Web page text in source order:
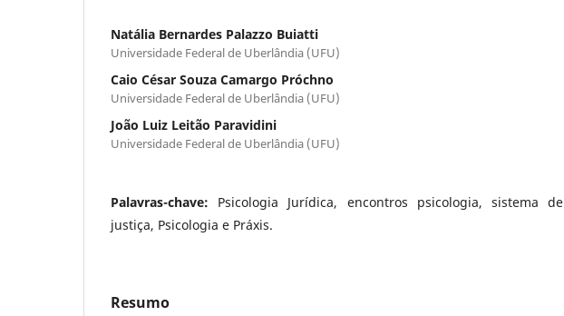
Natália Bernardes Palazzo Buiatti
Universidade Federal de Uberlândia (UFU)
Caio César Souza Camargo Próchno
Universidade Federal de Uberlândia (UFU)
João Luiz Leitão Paravidini
Universidade Federal de Uberlândia (UFU)
Palavras-chave: Psicologia Jurídica, encontros psicologia, sistema de
justiça, Psicologia e Práxis.
Resumo